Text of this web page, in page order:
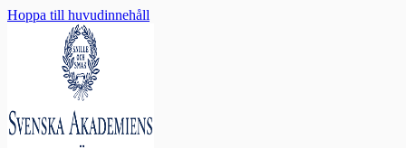
Hoppa till huvudinnehåll